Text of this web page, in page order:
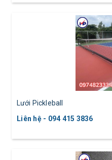
Lưới Pickleball
Liên hệ - 094 415 3836